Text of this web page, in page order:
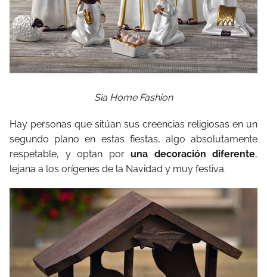
Sia Home Fashion
Hay personas que sitúan sus creencias religiosas en un
segundo plano en estas fiestas, algo absolutamente
respetable, y optan por una decoración diferente,
lejana a los orígenes de la Navidad y muy festiva.